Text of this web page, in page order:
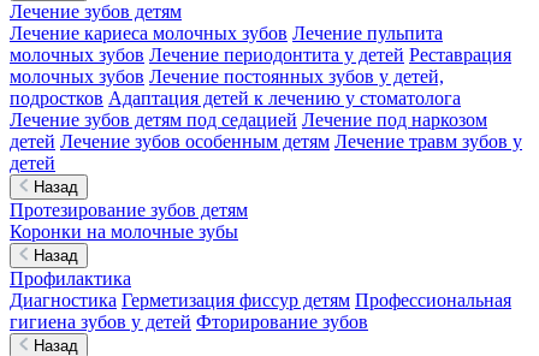
Лечение зубов детям
Лечение кариеса молочных зубов Лечение пульпита
молочных зубов Лечение периодонтита у детей Реставрация
молочных зубов Лечение постоянных зубов у детей,
подростков Адаптация детей к лечению у стоматолога
Лечение зубов детям под седацией Лечение под наркозом
детей Лечение зубов особенным детям Лечение травм зубов у
детей
Назад
Протезирование зубов детям
Коронки на молочные зубы
Назад
Профилактика
Диагностика Герметизация фиссур детям Профессиональная
гигиена зубов у детей Фторирование зубов
Назад